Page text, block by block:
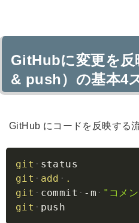
GitHubに変更を
& push）の基本4
GitHub にコードを反映する
git
status
git
add
.
git
commit -m
"コメ
git
push